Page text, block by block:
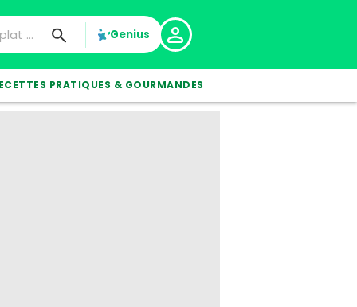
Genius
PRATIQUES & GOURMANDES